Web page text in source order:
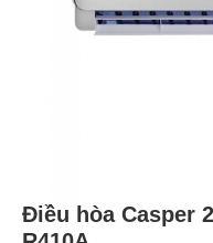
Điều hòa Casper